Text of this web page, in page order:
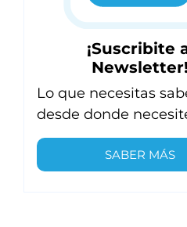
¡Suscribite
Newsletter!
Lo que necesitas
desde donde
SABER MÁS